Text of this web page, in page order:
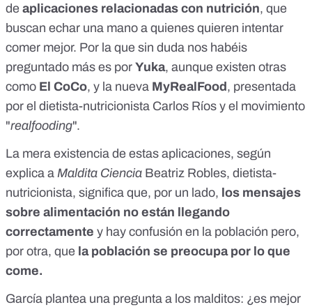
de aplicaciones relacionadas con nutrición, que
buscan echar una mano a quienes quieren intentar
comer mejor. Por la que sin duda nos habéis
preguntado más es por Yuka, aunque existen otras
como El CoCo, y la nueva MyRealFood , presentada
por el dietista-nutricionista Carlos Ríos y el movimiento
"realfooding".
La mera existencia de estas aplicaciones, según
explica a Maldita Ciencia Beatriz Robles, dietista-
nutricionista, significa que, por un lado, los mensajes
sobre alimentación no están llegando
correctamente y hay confusión en la población pero,
por otra, que la población se preocupa por lo que
come.
García plantea una pregunta a los malditos: ¿es mejor